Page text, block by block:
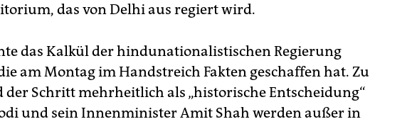
das von Delhi aus regiert wird.
das Kalkül der hindunationalistischen Regierung
am Montag im Handstreich Fakten geschaffen hat. Zu
der Schritt mehrheitlich als „historische Entscheidung“
und sein Innenminister Amit Shah werden außer in